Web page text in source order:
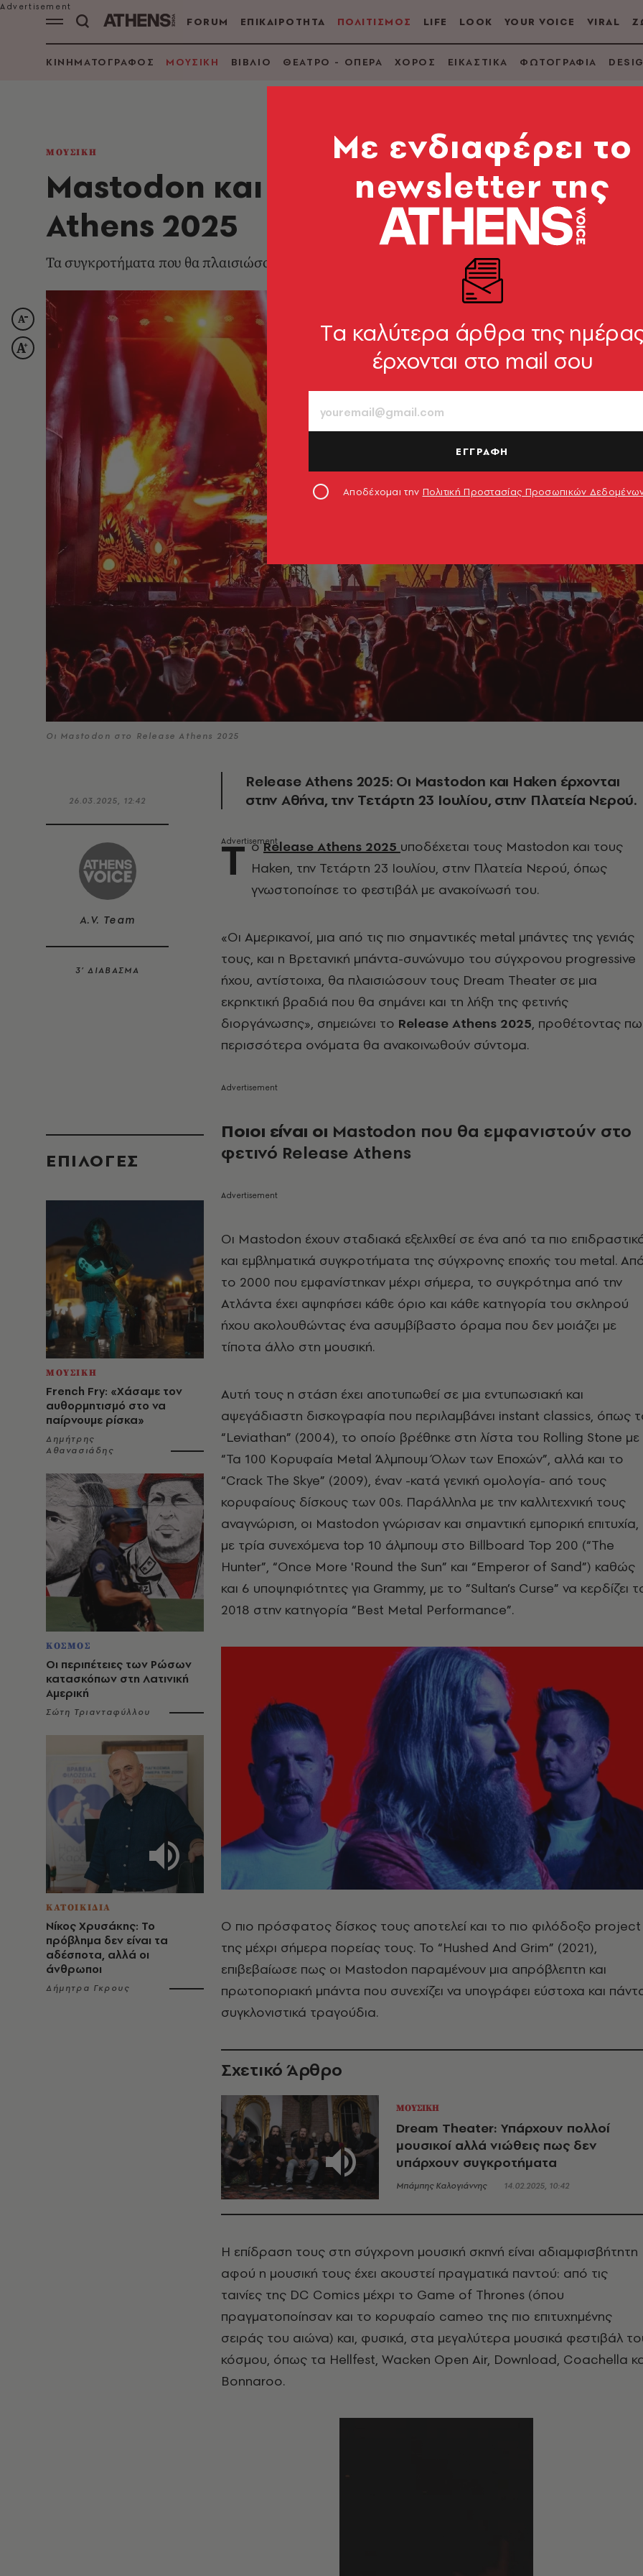
FORUM ΕΠΙΚΑΙΡΟΤΗΤΑ ΠΟΛΙΤΙΣΜΟΣ LIFE LOOK YOUR VOICE VIRAL
ΚΙΝΗΜΑΤΟΓΡΑΦΟΣ ΜΟΥΣΙΚΗ ΒΙΒΛΙΟ ΘΕΑΤΡΟ - ΟΠΕΡΑ ΧΟΡΟΣ ΕΙΚΑΣΤΙΚΑ ΦΩΤΟΓΡΑΦΙΑ
ΜΟΥΣΙΚΗ
Mastodon και Haken έρχονται στο
Athens 2025
Τα συγκροτήματα που θα πλαισιώσουν τη headline εμφάνιση των Dream Theater στην Πλατεία
Οι Mastodon στο Release Athens 2025
26.03.2025, 12:42
A.V. Team
3’ ΔΙΑΒΑΣΜΑ
EΠΙΛΟΓΈΣ
ΜΟΥΣΙΚΗ
French Fry: «Χάσαμε τον
αυθορμητισμό στο να
παίρνουμε ρίσκα»
Δημήτρης
Αθανασιάδης
ΚΟΣΜΟΣ
Οι περιπέτειες των Ρώσων
κατασκόπων στη Λατινική
Αμερική
Σώτη Τριανταφύλλου
ΚΑΤΟΙΚΙΔΙΑ
Νίκος Χρυσάκης: Το
πρόβλημα δεν είναι τα
αδέσποτα, αλλά οι
άνθρωποι
Δήμητρα Γκρους
Release Athens 2025: Οι Mastodon και Haken έρχονται
στην Αθήνα, την Τετάρτη 23 Ιουλίου, στην Πλατεία Νερού.
Τ οRelease Athens 2025 υποδέχεται τους Mastodon και τους
Haken, την Τετάρτη 23 Ιουλίου, στην Πλατεία Νερού, όπως
γνωστοποίησε το φεστιβάλ με ανακοίνωσή του.
«Οι Αμερικανοί, μια από τις πιο σημαντικές metal μπάντες της γενιάς
τους, και η Βρετανική μπάντα-συνώνυμο του σύγχρονου progressive
ήχου, αντίστοιχα, θα πλαισιώσουν τους Dream Theater σε μια
εκρηκτική βραδιά που θα σημάνει και τη λήξη της φετινής
διοργάνωσης», σημειώνει το Release Athens 2025, προθέτοντας
περισσότερα ονόματα θα ανακοινωθούν σύντομα.
Ποιοι είναι οι Mastodon που θα εμφανιστούν στο
φετινό Release Athens
Οι Mastodon έχουν σταδιακά εξελιχθεί σε ένα από τα πιο
και εμβληματικά συγκροτήματα της σύγχρονης εποχής του metal.
το 2000 που εμφανίστηκαν μέχρι σήμερα, το συγκρότημα από την
Ατλάντα έχει αψηφήσει κάθε όριο και κάθε κατηγορία του σκληρού
ήχου ακολουθώντας ένα ασυμβίβαστο όραμα που δεν μοιάζει με
τίποτα άλλο στη μουσική.
Αυτή τους η στάση έχει αποτυπωθεί σε μια εντυπωσιακή και
αψεγάδιαστη δισκογραφία που περιλαμβάνει instant classics, όπως
“Leviathan” (2004), το οποίο βρέθηκε στη λίστα του Rolling Stone με
“Τα 100 Κορυφαία Metal Άλμπουμ Όλων των Εποχών”, αλλά και το
“Crack The Skye” (2009), έναν -κατά γενική ομολογία- από τους
κορυφαίους δίσκους των 00s. Παράλληλα με την καλλιτεχνική τους
αναγνώριση, οι Mastodon γνώρισαν και σημαντική εμπορική επιτυχία,
με τρία συνεχόμενα top 10 άλμπουμ στο Billboard Top 200 (“The
Hunter”, “Once More 'Round the Sun” και “Emperor of Sand”) καθώς
και 6 υποψηφιότητες για Grammy, με το ”Sultan’s Curse” να κερδίζει
2018 στην κατηγορία “Best Metal Performance”.
Ο πιο πρόσφατος δίσκος τους αποτελεί και το πιο φιλόδοξο project
της μέχρι σήμερα πορείας τους. Το “Hushed And Grim” (2021),
επιβεβαίωσε πως οι Mastodon παραμένουν μια απρόβλεπτη και
πρωτοποριακή μπάντα που συνεχίζει να υπογράφει εύστοχα και
συγκλονιστικά τραγούδια.
Σχετικό Άρθρο
ΜΟΥΣΙΚΗ
Dream Theater: Υπάρχουν πολλοί
μουσικοί αλλά νιώθεις πως δεν
υπάρχουν συγκροτήματα
Μπάμπης Καλογιάννης 14.02.2025, 10:42
Η επίδραση τους στη σύγχρονη μουσική σκηνή είναι αδιαμφισβήτητη
αφού η μουσική τους έχει ακουστεί πραγματικά παντού: από τις
ταινίες της DC Comics μέχρι το Game of Thrones (όπου
πραγματοποίησαν και το κορυφαίο cameo της πιο επιτυχημένης
σειράς του αιώνα) και, φυσικά, στα μεγαλύτερα μουσικά φεστιβάλ
κόσμου, όπως τα Hellfest, Wacken Οpen Αir, Download, Coachella
Bonnaroo.
Mε ενδιαφέρει το
newsletter της
Tα καλύτερα άρθρα της
έρχονται στο mail σου
ΕΓΓΡΑΦΗ
Αποδέχομαι την Πολιτική Προστασίας Προσωπικών